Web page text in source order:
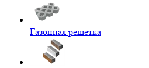
Газонная решетка